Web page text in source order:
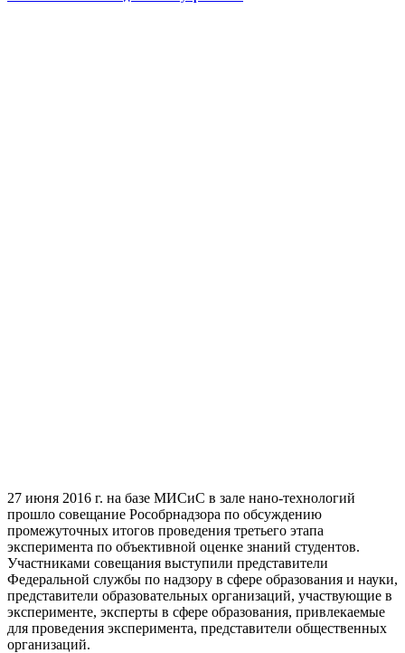
27 июня 2016 г. на базе МИСиС в зале нано-технологий
прошло совещание Рособрнадзора по обсуждению
промежуточных итогов проведения третьего этапа
эксперимента по объективной оценке знаний студентов.
Участниками совещания выступили представители
Федеральной службы по надзору в сфере образования и науки,
представители образовательных организаций, участвующие в
эксперименте, эксперты в сфере образования, привлекаемые
для проведения эксперимента, представители общественных
организаций.